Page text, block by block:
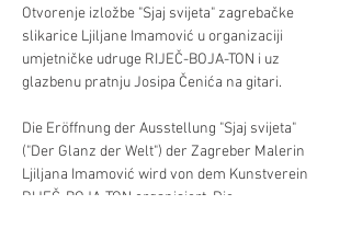
Otvorenje izložbe "Sjaj svijeta" zagrebačke
slikarice Ljiljane Imamović u organizaciji
umjetničke udruge RIJEČ-BOJA-TON i uz
glazbenu pratnju Josipa Čenića na gitari.
Die Eröffnung der Ausstellung "Sjaj svijeta"
("Der Glanz der Welt") der Zagreber Malerin
Ljiljana Imamović wird von dem Kunstverein
RIJEČ-BOJA-TON organisiert. Die